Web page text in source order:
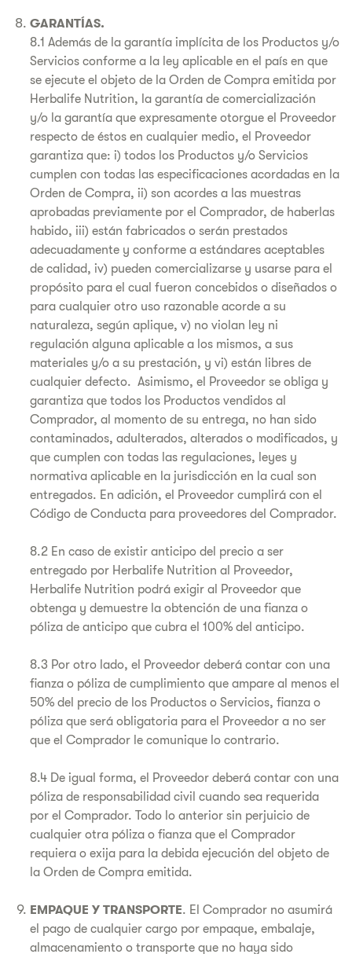
GARANTÍAS.
8.1 Además de la garantía implícita de los Productos y/o
Servicios conforme a la ley aplicable en el país en que
se ejecute el objeto de la Orden de Compra emitida por
Herbalife Nutrition, la garantía de comercialización
y/o la garantía que expresamente otorgue el Proveedor
respecto de éstos en cualquier medio, el Proveedor
garantiza que: i) todos los Productos y/o Servicios
cumplen con todas las especificaciones acordadas en la
Orden de Compra, ii) son acordes a las muestras
aprobadas previamente por el Comprador, de haberlas
habido, iii) están fabricados o serán prestados
adecuadamente y conforme a estándares aceptables
de calidad, iv) pueden comercializarse y usarse para el
propósito para el cual fueron concebidos o diseñados o
para cualquier otro uso razonable acorde a su
naturaleza, según aplique, v) no violan ley ni
regulación alguna aplicable a los mismos, a sus
materiales y/o a su prestación, y vi) están libres de
cualquier defecto. Asimismo, el Proveedor se obliga y
garantiza que todos los Productos vendidos al
Comprador, al momento de su entrega, no han sido
contaminados, adulterados, alterados o modificados, y
que cumplen con todas las regulaciones, leyes y
normativa aplicable en la jurisdicción en la cual son
entregados. En adición, el Proveedor cumplirá con el
Código de Conducta para proveedores del Comprador.
8.2 En caso de existir anticipo del precio a ser
entregado por Herbalife Nutrition al Proveedor,
Herbalife Nutrition podrá exigir al Proveedor que
obtenga y demuestre la obtención de una fianza o
póliza de anticipo que cubra el 100% del anticipo.
8.3 Por otro lado, el Proveedor deberá contar con una
fianza o póliza de cumplimiento que ampare al menos el
50% del precio de los Productos o Servicios, fianza o
póliza que será obligatoria para el Proveedor a no ser
que el Comprador le comunique lo contrario.
8.4 De igual forma, el Proveedor deberá contar con una
póliza de responsabilidad civil cuando sea requerida
por el Comprador. Todo lo anterior sin perjuicio de
cualquier otra póliza o fianza que el Comprador
requiera o exija para la debida ejecución del objeto de
la Orden de Compra emitida.
EMPAQUE Y TRANSPORTE. El Comprador no asumirá
el pago de cualquier cargo por empaque, embalaje,
almacenamiento o transporte que no haya sido